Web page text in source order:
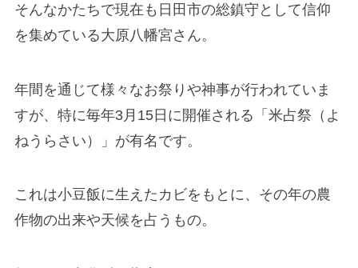
そんなかたちで現在も日田市の総鎮守として信仰
を集めている大原八幡宮さん。
年間を通じて様々なお祭りや神事が行われていま
すが、特に毎年3月15日に開催される「米占祭（よ
ねうらさい）」が有名です。
これは小豆飯に生えたカビをもとに、その年の農
作物の出来や天候を占うもの。